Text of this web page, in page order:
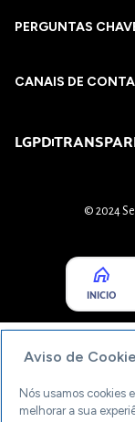
PERGUNTAS
CANAIS DE
LGPD
© 2024
INICIO
Aviso de
Nós usamos cookies
melhorar a sua